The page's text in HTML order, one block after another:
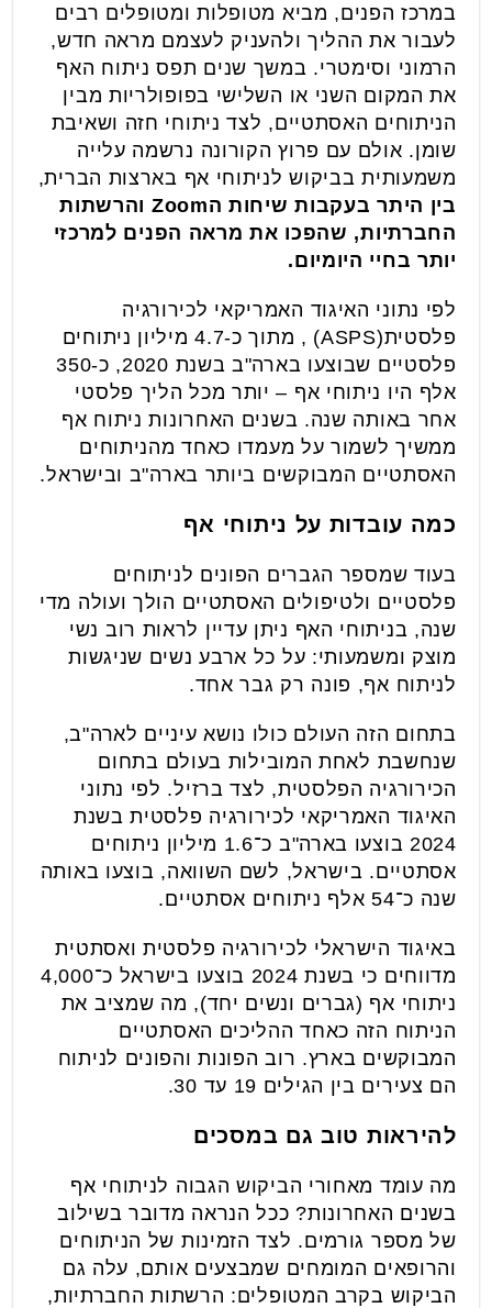
במרכז הפנים, מביא מטופלות ומטופלים רבים
לעבור את ההליך ולהעניק לעצמם מראה חדש,
הרמוני וסימטרי. במשך שנים תפס ניתוח האף
את המקום השני או השלישי בפופולריות מבין
הניתוחים האסתטיים, לצד ניתוחי חזה ושאיבת
שומן. אולם עם פרוץ הקורונה נרשמה עלייה
משמעותית בביקוש לניתוחי אף בארצות הברית,
בין היתר בעקבות שיחות הZoom והרשתות
החברתיות, שהפכו את מראה הפנים למרכזי
יותר בחיי היומיום.
לפי נתוני האיגוד האמריקאי לכירורגיה
פלסטית(ASPS) , מתוך כ-4.7 מיליון ניתוחים
פלסטיים שבוצעו בארה"ב בשנת 2020, כ-350
אלף היו ניתוחי אף – יותר מכל הליך פלסטי
אחר באותה שנה. בשנים האחרונות ניתוח אף
ממשיך לשמור על מעמדו כאחד מהניתוחים
האסתטיים המבוקשים ביותר בארה"ב ובישראל.
כמה עובדות על ניתוחי אף
בעוד שמספר הגברים הפונים לניתוחים
פלסטיים ולטיפולים האסתטיים הולך ועולה מדי
שנה, בניתוחי האף ניתן עדיין לראות רוב נשי
מוצק ומשמעותי: על כל ארבע נשים שניגשות
לניתוח אף, פונה רק גבר אחד.
בתחום הזה העולם כולו נושא עיניים לארה"ב,
שנחשבת לאחת המובילות בעולם בתחום
הכירורגיה הפלסטית, לצד ברזיל. לפי נתוני
האיגוד האמריקאי לכירורגיה פלסטית בשנת
2024 בוצעו בארה"ב כ־1.6 מיליון ניתוחים
אסתטיים. בישראל, לשם השוואה, בוצעו באותה
שנה כ־54 אלף ניתוחים אסתטיים.
באיגוד הישראלי לכירורגיה פלסטית ואסתטית
מדווחים כי בשנת 2024 בוצעו בישראל כ־4,000
ניתוחי אף (גברים ונשים יחד), מה שמציב את
הניתוח הזה כאחד ההליכים האסתטיים
המבוקשים בארץ. רוב הפונות והפונים לניתוח
הם צעירים בין הגילים 19 עד 30.
להיראות טוב גם במסכים
מה עומד מאחורי הביקוש הגבוה לניתוחי אף
בשנים האחרונות? ככל הנראה מדובר בשילוב
של מספר גורמים. לצד הזמינות של הניתוחים
והרופאים המומחים שמבצעים אותם, עלה גם
הביקוש בקרב המטופלים: הרשתות החברתיות,